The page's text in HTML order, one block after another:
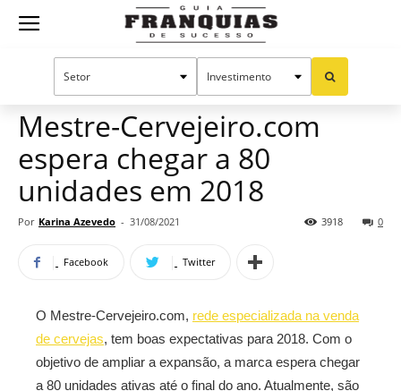
Guia
Mercado de franquias
Mestre-Cervejeiro.com
espera chegar a 80
unidades em 2018
Por Karina Azevedo - 31/08/2021 0
3918
Facebook Twitter
O Mestre-Cervejeiro.com, rede especializada na venda
de cervejas, tem boas expectativas para 2018. Com o
objetivo de ampliar a expansão, a marca espera chegar
a 80 unidades ativas até o final do ano. Atualmente, são